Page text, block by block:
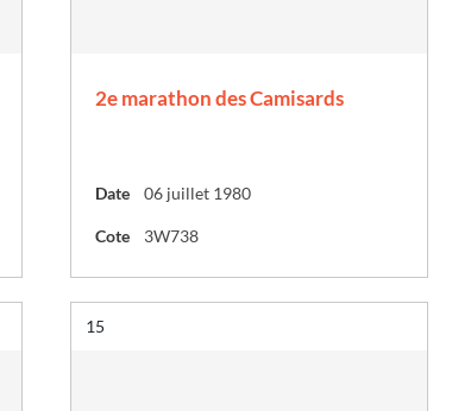
2e marathon des Camisards
Date 06 juillet 1980
Cote 3W738
Résultat n°
15